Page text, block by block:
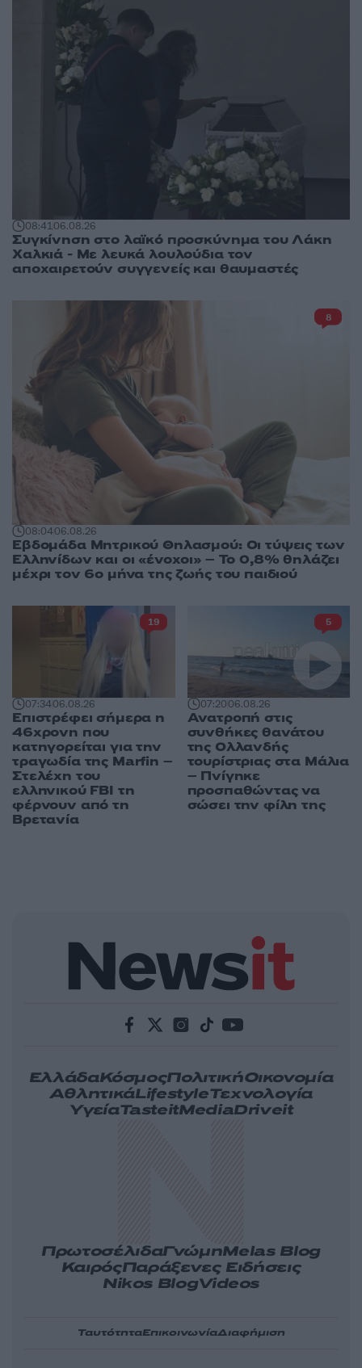
08:4106.08.26
Συγκίνηση στο λαϊκό προσκύνημα του Λάκη
Χαλκιά - Με λευκά λουλούδια τον
αποχαιρετούν συγγενείς και θαυμαστές
08:0406.08.26
Εβδομάδα Μητρικού Θηλασμού: Οι τύψεις των
Ελληνίδων και οι «ένοχοι» – Το 0,8% θηλάζει
μέχρι τον 6ο μήνα της ζωής του παιδιού
8
07:3406.08.26
Επιστρέφει σήμερα η
46χρονη που
κατηγορείται για την
τραγωδία της Marfin –
Στελέχη του
ελληνικού FBI τη
φέρνουν από τη
Βρετανία
19
07:2006.08.26
Ανατροπή στις
συνθήκες θανάτου
της Ολλανδής
τουρίστριας στα Μάλια
– Πνίγηκε
προσπαθώντας να
σώσει την φίλη της
5
ΕλλάδαΚόσμοςΠολιτικήΟικονομία
ΑθλητικάLifestyleΤεχνολογία
ΥγείαTasteitMediaDriveit
ΠρωτοσέλιδαΓνώμηMelas Blog
ΚαιρόςΠαράξενες Ειδήσεις
Nikos BlogVideos
ΤαυτότηταΕπικοινωνίαΔιαφήμιση